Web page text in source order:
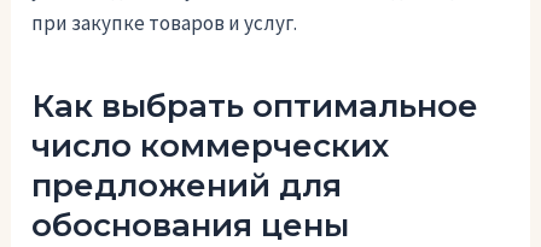
при закупке товаров и услуг.
Как выбрать оптимальное
число коммерческих
предложений для
обоснования цены